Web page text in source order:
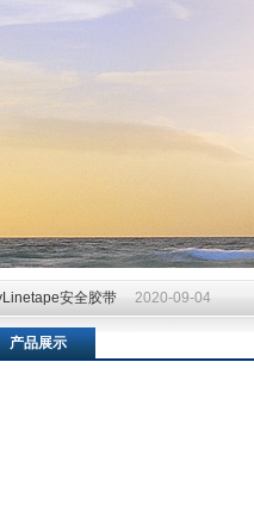
安全胶带 2020-09-04
安全胶带 2020-09-04
安全胶带
产品展示